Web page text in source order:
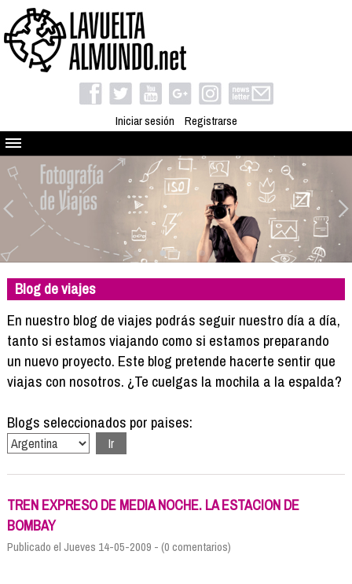
Iniciar sesión Registrarse
Quienes somos
El proyecto
Blog
Viaja con nosotros
Camino solidario
Libros
Compañeros de viaje
Formación
Info viajeros
Blog de viajes
En nuestro blog de viajes podrás seguir nuestro día a día,
tanto si estamos viajando como si estamos preparando
un nuevo proyecto. Este blog pretende hacerte sentir que
viajas con nosotros. ¿Te cuelgas la mochila a la espalda?
Blogs seleccionados por paises:
TREN EXPRESO DE MEDIA NOCHE. LA ESTACION DE
BOMBAY
Publicado el Jueves 14-05-2009 - (0 comentarios)